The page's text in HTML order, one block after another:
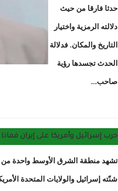
حدثا فارقا من حيث
دلالته الرمزية واختيار
التاريخ والمكان. فدلالة
الحدث تجسدها رؤية
صاحب...
حرب إسرائيل وأمريكا على إيران
تشهد منطقة الشرق الأوسط واحدة من